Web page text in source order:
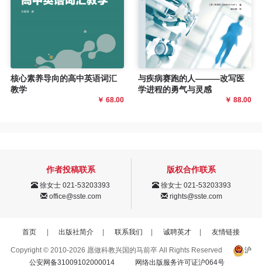
核心素养导向的高中英语词汇
教学
￥ 68.00
与疾病赛跑的人———改写医
学进程的勇气与灵感
￥ 88.00
作者投稿联系
徐女士 021-53203393
office@sste.com
版权合作联系
徐女士 021-53203393
rights@sste.com
首页 出版社简介 联系我们 诚聘英才 友情链接
Copyright © 2010-2026 愿做科教兴国的马前卒 All Rights Reserved
沪
公安网备31009102000014
网络出版服务许可证沪064号